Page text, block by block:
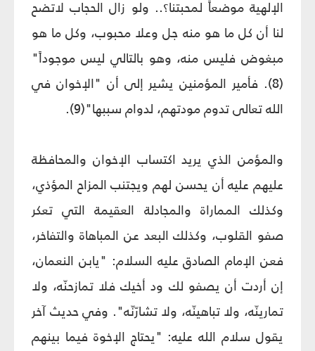
الإلهية موضعاً لمحبتنا؟.. ولو زال الحجاب لاتضح
لنا أن كل ما هو منه جل وعلا محبوب، وكل ما هو
مبغوض فليس منه، وهو بالتالي ليس موجوداً"
(8). فأمير المؤمنين يشير إلى أن "الإخوان في
الله تعالى تدوم مودتهم، لدوام سببها"(9).
والمؤمن الذي يريد اكتساب الإخوان والمحافظة
عليهم عليه أن يحسن لهم ويجتنب المزاح المؤذي،
وكذلك المماراة والمجادلة العقيمة التي تعكر
صفو القلوب، وكذلك البعد عن المباهاة والتفاخر،
فعن الإمام الصادق عليه السلام: "يابن النعمان،
إن أردت أن يصفو لك ود أخيك فلا تمازحنّه، ولا
تمارينّه، ولا تباهينّه، ولا تشارّنّه". وفي حديث آخر
يقول سلام الله عليه: "يحتاج الإخوة فيما بينهم